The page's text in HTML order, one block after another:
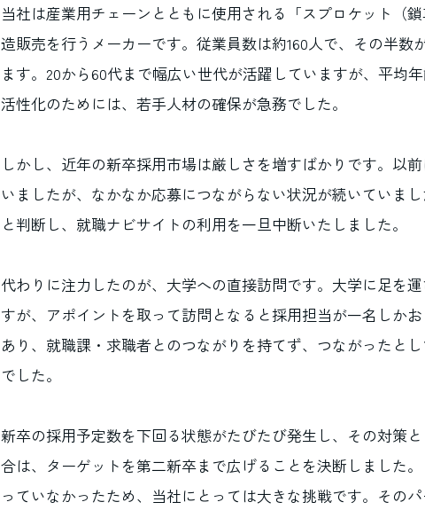
当社は産業用チェーンとともに使用される「スプロケット（
造販売を行うメーカーです。従業員数は約160人で、その半数
ます。20から60代まで幅広い世代が活躍していますが、平均
活性化のためには、若手人材の確保が急務でした。
しかし、近年の新卒採用市場は厳しさを増すばかりです。以
いましたが、なかなか応募につながらない状況が続いていま
と判断し、就職ナビサイトの利用を一旦中断いたしました。
代わりに注力したのが、大学への直接訪問です。大学に足を
すが、アポイントを取って訪問となると採用担当が一名しか
あり、就職課・求職者とのつながりを持てず、つながったと
でした。
新卒の採用予定数を下回る状態がたびたび発生し、その対策
合は、ターゲットを第二新卒まで広げることを決断しました
っていなかったため、当社にとっては大きな挑戦です。その